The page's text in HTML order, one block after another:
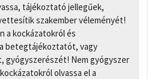
tájékoztató jellegűek,
szakember véleményét!
a kockázatokról és
betegtájékoztatót, vagy
gyógyszerészét! Nem gyógyszer
olvassa el a